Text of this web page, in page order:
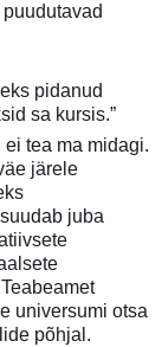
pidanud
sa kursis.”
ei tea ma midagi.
järele
juba
universumi otsa
põhjal.